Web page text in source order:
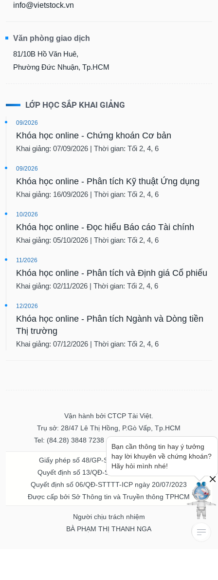
info@vietstock.vn
Văn phòng giao dịch
81/10B Hồ Văn Huê,
Phường Đức Nhuận, Tp.HCM
LỚP HỌC SẮP KHAI GIẢNG
09/2026
Khóa học online - Chứng khoán Cơ bản
Khai giảng: 07/09/2026 | Thời gian: Tối 2, 4, 6
09/2026
Khóa học online - Phân tích Kỹ thuật Ứng dụng
Khai giảng: 16/09/2026 | Thời gian: Tối 2, 4, 6
10/2026
Khóa học online - Đọc hiểu Báo cáo Tài chính
Khai giảng: 05/10/2026 | Thời gian: Tối 2, 4, 6
11/2026
Khóa học online - Phân tích và Định giá Cổ phiếu
Khai giảng: 02/11/2026 | Thời gian: Tối 2, 4, 6
12/2026
Khóa học online - Phân tích Ngành và Dòng tiền
Thị trường
Khai giảng: 07/12/2026 | Thời gian: Tối 2, 4, 6
Vận hành bởi CTCP Tài Việt.
Trụ sở: 28/47 Lê Thị Hồng, P.Gò Vấp, Tp.HCM
Tel: (84.28) 3848 7238 - Fax: (84.28) 3848 7237
Giấy phép số 48/GP-STTTT ngày 04/11/2016
Quyết định số 13/QĐ-STTTT ngày 02/11/2017
Quyết định số 06/QĐ-STTTT-ICP ngày 20/07/2023
Được cấp bởi Sở Thông tin và Truyền thông TPHCM
Người chịu trách nhiệm
BÀ PHẠM THỊ THANH NGA
Bạn cần thông tin hay ý tưởng
hay lời khuyên về chứng khoán?
Hãy hỏi mình nhé!